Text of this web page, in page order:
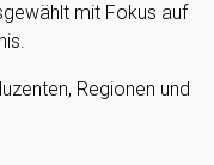
mit Fokus auf
Regionen und